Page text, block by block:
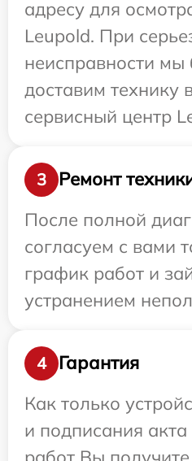
адресу для
Leupold. При
неисправности мы
доставим технику
сервисный центр
3
Ремонт
После полной
согласуем с вами
график работ и
устранением
4
Гарантия
Как только
и подписания